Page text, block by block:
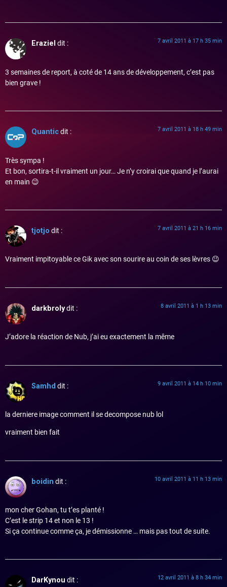
Eraziel dit : 7 avril 2011 à 17 h 35 min
3 semaines de report, à coté de 14 ans de développement, c’est pas
bien grave !
Quanticdit : 7 avril 2011 à 18 h 49 min
Très sympa !
Et bon, sortira-t-il vraiment un jour… Je n’y croirai que quand je l’aurai
en main 😉
tjotjo dit : 7 avril 2011 à 21 h 16 min
Vraiment impitoyable ce Gik avec son sourire au coin de ses lèvres 😉
darkbrolydit : 8 avril 2011 à 1 h 13 min
J’adore la réaction de Nub, j’ai eu exactement la même
Samhd dit : 9 avril 2011 à 14 h 10 min
la derniere image comment il se decompose nub lol
vraiment bien fait
boidin dit : 10 avril 2011 à 11 h 13 min
mon cher Gohan, tu t’es planté !
C’est le strip 14 et non le 13 !
Si ça continue comme ça, je démissionne … mais pas tout de suite.
DarKynou dit : 12 avril 2011 à 8 h 34 min